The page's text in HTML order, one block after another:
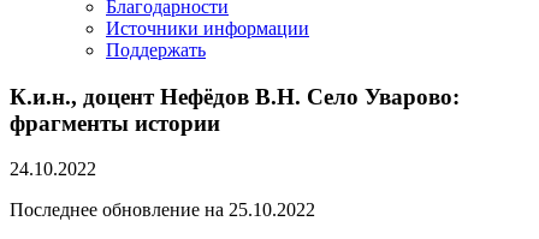
Благодарности
Источники информации
Поддержать
К.и.н., доцент Нефёдов В.Н. Село Уварово:
фрагменты истории
24.10.2022
Последнее обновление на 25.10.2022